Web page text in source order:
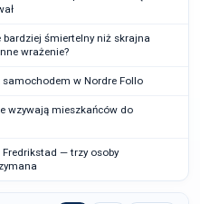
śmiertelny niż skrajna
wrażenie?
samochodem w Nordre Follo
wzywają mieszkańców do
— trzy osoby